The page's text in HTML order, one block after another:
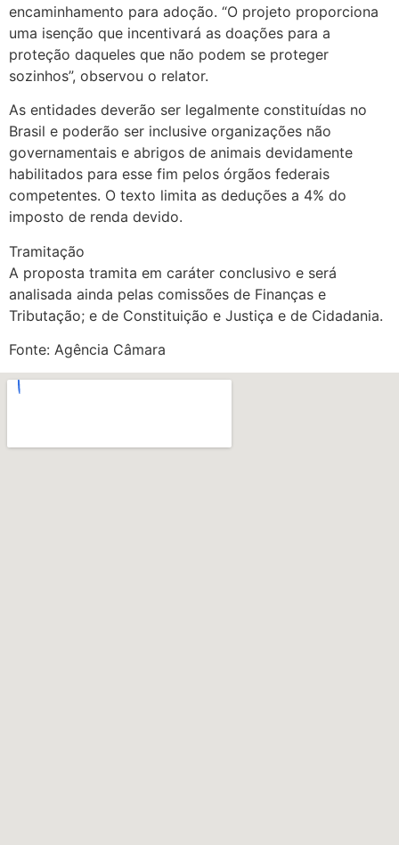
encaminhamento para adoção. “O projeto proporciona
uma isenção que incentivará as doações para a
proteção daqueles que não podem se proteger
sozinhos”, observou o relator.
As entidades deverão ser legalmente constituídas no
Brasil e poderão ser inclusive organizações não
governamentais e abrigos de animais devidamente
habilitados para esse fim pelos órgãos federais
competentes. O texto limita as deduções a 4% do
imposto de renda devido.
Tramitação
A proposta tramita em caráter conclusivo e será
analisada ainda pelas comissões de Finanças e
Tributação; e de Constituição e Justiça e de Cidadania.
Fonte: Agência Câmara